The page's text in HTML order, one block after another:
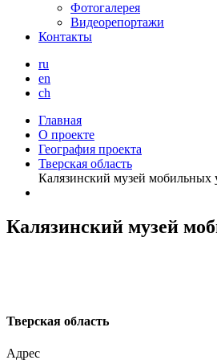
Фотогалерея
Видеорепортажи
Контакты
ru
en
ch
Главная
О проекте
География проекта
Тверская область
Калязинский музей мобильных
Калязинский музей
Тверская область
Адрес